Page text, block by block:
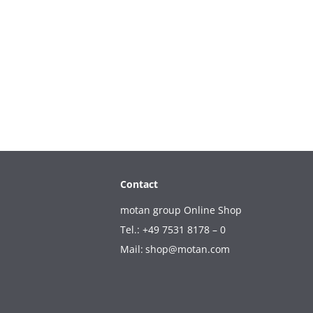
Contact
motan group Online Shop
Tel.: +49 7531 8178 – 0
Mail: shop@motan.com